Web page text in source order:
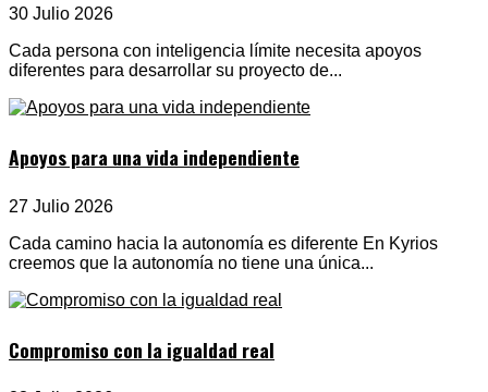
30 Julio 2026
Cada persona con inteligencia límite necesita apoyos
diferentes para desarrollar su proyecto de...
Apoyos para una vida independiente
27 Julio 2026
Cada camino hacia la autonomía es diferente En Kyrios
creemos que la autonomía no tiene una única...
Compromiso con la igualdad real